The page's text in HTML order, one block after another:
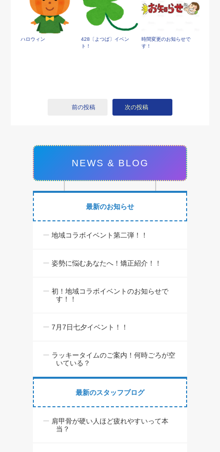
ハロウィン
428〔よつば〕イベン
ト！
時間変更のお知らせで
す！
次の投稿
前の投稿
NEWS & BLOG
最新のお知らせ
地域コラボイベント第二弾！！
姿勢に悩むあなたへ！矯正紹介！！
初！地域コラボイベントのお知らせで
す！！
7月7日七夕イベント！！
ラッキータイムのご案内！何時ごろが空
いている？
最新のスタッフブログ
肩甲骨が硬い人ほど疲れやすいって本
当？